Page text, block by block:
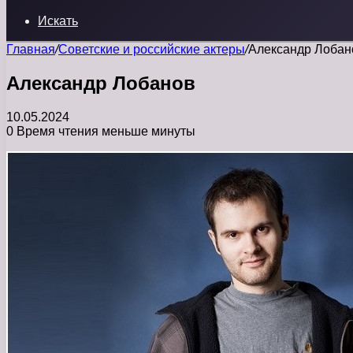
Искать
Главная/Советские и российские актеры/Александр
Александр Лобанов
10.05.2024
0 Время чтения меньше минуты